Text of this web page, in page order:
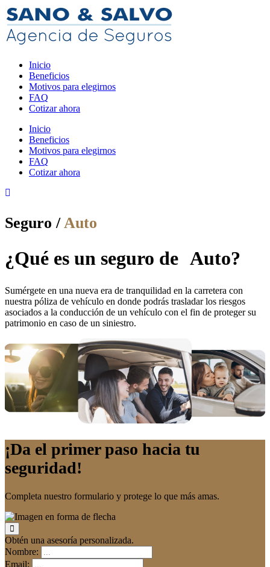
Inicio
Beneficios
Motivos para elegirnos
FAQ
Cotizar ahora
Inicio
Beneficios
Motivos para elegirnos
FAQ
Cotizar ahora
Seguro / Auto
¿Qué es un seguro de Auto?
Sumérgete en una nueva era de tranquilidad en la carretera con
nuestra póliza de vehículo en donde podrás trasladar los riesgos
asociados a la conducción de un vehículo con el fin de proteger su
patrimonio en caso de un siniestro.
¡Da el primer paso hacia tu
seguridad!
Completa nuestro formulario y protege lo que más amas.
Obtén una asesoría personalizada.
Nombre:
Email: